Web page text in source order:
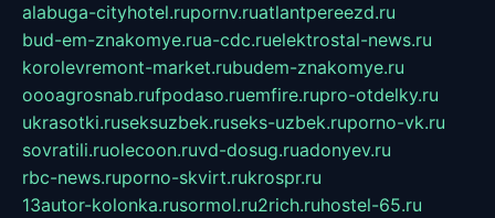
alabuga-cityhotel.rupornv.ruatlantpereezd.ru
bud-em-znakomye.rua-cdc.ruelektrostal-news.ru
korolevremont-market.rubudem-znakomye.ru
oooagrosnab.rufpodaso.ruemfire.rupro-otdelky.ru
ukrasotki.ruseksuzbek.ruseks-uzbek.ruporno-vk.ru
sovratili.ruolecoon.ruvd-dosug.ruadonyev.ru
rbc-news.ruporno-skvirt.rukrospr.ru
13autor-kolonka.rusormol.ru2rich.ruhostel-65.ru